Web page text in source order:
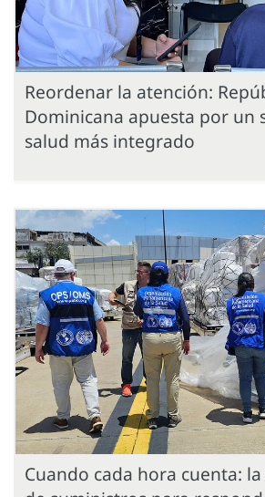
Reordenar la atención:
Dominicana apuesta por un
salud más integrado
Cuando cada hora cuenta: